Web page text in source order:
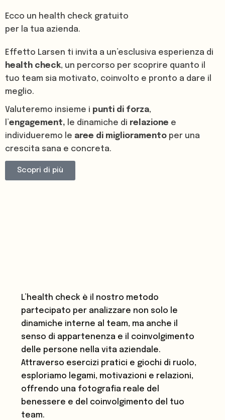
Ecco un health check gratuito
per la tua azienda.
Effetto Larsen ti invita a un’esclusiva esperienza di
health check, un percorso per scoprire quanto il
tuo team sia motivato, coinvolto e pronto a dare il
meglio.
Valuteremo insieme i punti di forza,
l’engagement, le dinamiche di relazione e
individueremo le aree di miglioramento per una
crescita sana e concreta.
Scopri di più
L’health check è il nostro metodo
partecipato per analizzare non solo le
dinamiche interne al team, ma anche il
senso di appartenenza e il coinvolgimento
delle persone nella vita aziendale.
Attraverso esercizi pratici e giochi di ruolo,
esploriamo legami, motivazioni e relazioni,
offrendo una fotografia reale del
benessere e del coinvolgimento del tuo
team.